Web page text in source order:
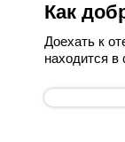
Как
Доехать к
находится в